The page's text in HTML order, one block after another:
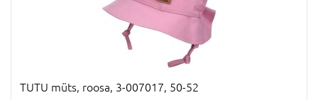
TUTU müts, roosa, 3-007017, 50-52